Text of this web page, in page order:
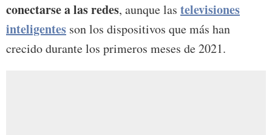
conectarse a las redes, aunque las televisiones
inteligentes son los dispositivos que más han
crecido durante los primeros meses de 2021.